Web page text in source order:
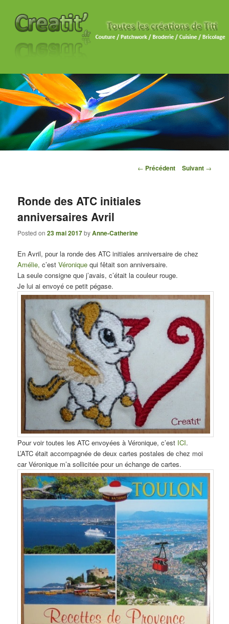
Navigation des articles
← Précédent Suivant →
Ronde des ATC initiales
anniversaires Avril
Posted on23 mai 2017byAnne-Catherine
En Avril, pour la ronde des ATC initiales anniversaire de chez
Amélie, c’estVéronique qui fêtait son anniversaire.
La seule consigne que j’avais, c’était la couleur rouge.
Je lui ai envoyé ce petit pégase.
Pour voir toutes les ATC envoyées à Véronique, c’est ICI.
L’ATC était accompagnée de deux cartes postales de chez moi
car Véronique m’a sollicitée pour un échange de cartes.